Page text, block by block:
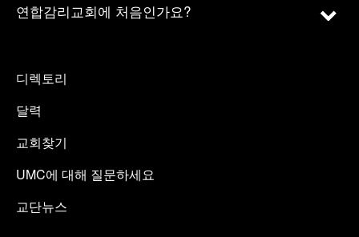
연합감리교회에 처음인가요?
디렉토리
달력
교회찾기
UMC에 대해 질문하세요
교단뉴스